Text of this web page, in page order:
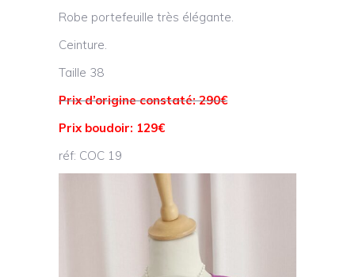
Robe portefeuille très élégante.
Ceinture.
Taille 38
Prix d’origine constaté: 290€
Prix boudoir: 129€
réf: COC 19